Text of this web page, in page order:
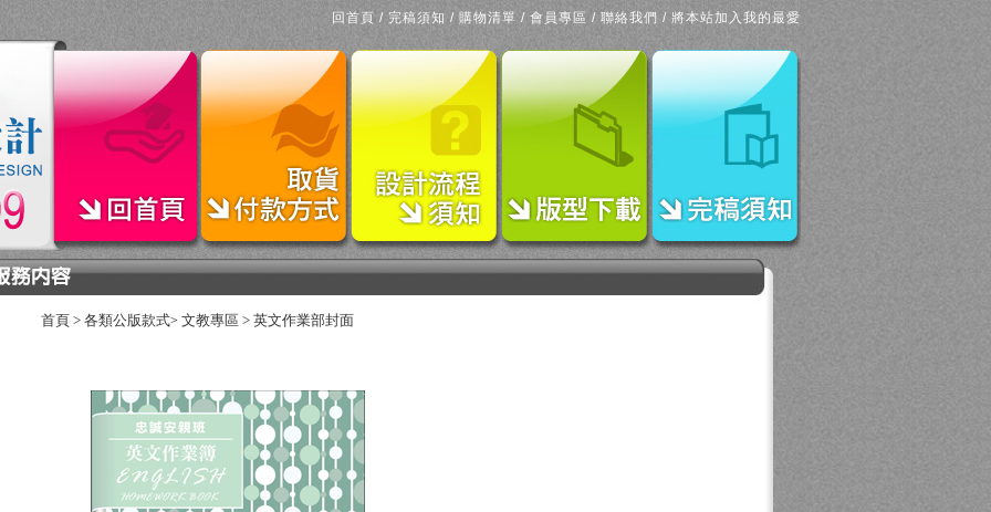
回首頁 /完稿須知 / 購物清單 / 會員專區 / 聯絡我們 / 將本站加入我的最愛
首頁 > 各類公版款式> 文教專區 > 英文作業部封面